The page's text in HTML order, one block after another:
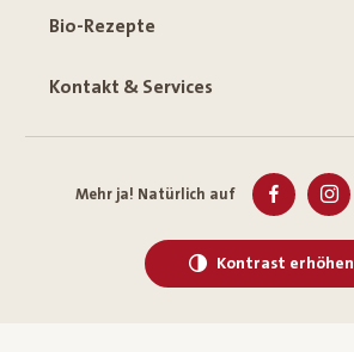
Bio-Rezepte
Kontakt & Services
Mehr ja! Natürlich auf
Kontrast erhöhen